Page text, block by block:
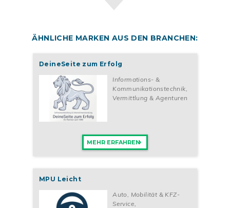
ÄHNLICHE MARKEN AUS DEN BRANCHEN:
DeineSeite zum Erfolg
Informations- &
Kommunikationstechnik
Vermittlung & Agenturen
MEHR ERFAHREN
MPU Leicht
Auto, Mobilität & KFZ-
Service